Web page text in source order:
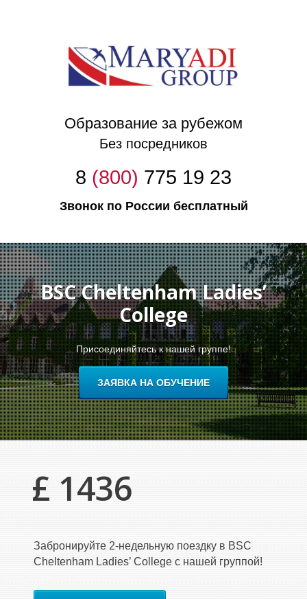
Образование за рубежом
Без посредников
8 (800) 775 19 23
Звонок по России бесплатный
BSC Cheltenham Ladies’
College
Присоединяйтесь к нашей группе!
ЗАЯВКА НА ОБУЧЕНИЕ
£ 1436
Забронируйте 2-недельную поездку в BSC
Cheltenham Ladies’ College с нашей группой!